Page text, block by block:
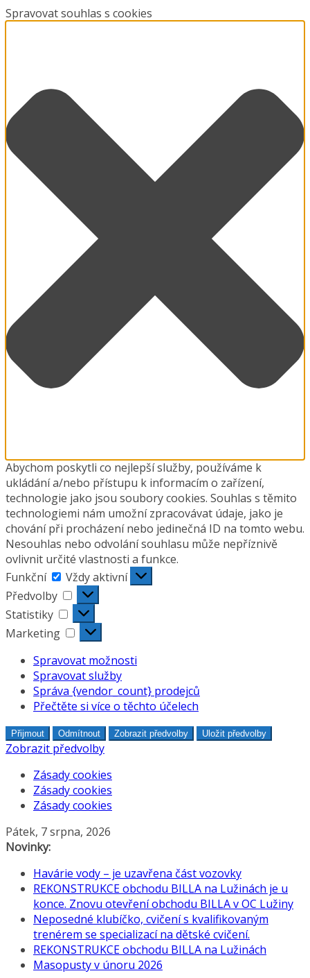
Spravovat souhlas s cookies
Abychom poskytli co nejlepší služby, používáme k
ukládání a/nebo přístupu k informacím o zařízení,
technologie jako jsou soubory cookies. Souhlas s těmito
technologiemi nám umožní zpracovávat údaje, jako je
chování při procházení nebo jedinečná ID na tomto webu.
Nesouhlas nebo odvolání souhlasu může nepříznivě
ovlivnit určité vlastnosti a funkce.
Funkční
Funkční
Vždy aktivní
Předvolby
Předvolby
Statistiky
Statistiky
Marketing
Marketing
Spravovat možnosti
Spravovat služby
Správa {vendor_count} prodejců
Přečtěte si více o těchto účelech
Přijmout Odmítnout Zobrazit předvolby Uložit předvolby
Zobrazit předvolby
Zásady cookies
Zásady cookies
Zásady cookies
Přeskočit
na
Pátek, 7 srpna, 2026
Novinky:
Havárie vody – je uzavřena část vozovky
REKONSTRUKCE obchodu BILLA na Lužinách je u
konce. Znovu otevření obchodu BILLA v OC Lužiny
Neposedné klubíčko, cvičení s kvalifikovaným
trenérem se specializací na dětské cvičení.
REKONSTRUKCE obchodu BILLA na Lužinách
Masopusty v únoru 2026